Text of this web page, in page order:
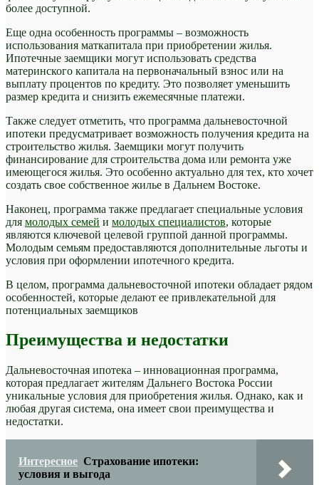
более доступной.
Еще одна особенность программы – возможность
использования маткапитала при приобретении жилья.
Ипотечные заемщики могут использовать средства
материнского капитала на первоначальный взнос или на
выплату процентов по кредиту. Это позволяет уменьшить
размер кредита и снизить ежемесячные платежи.
Также следует отметить, что программа дальневосточной
ипотеки предусматривает возможность получения кредита на
строительство жилья. Заемщики могут получить
финансирование для строительства дома или ремонта уже
имеющегося жилья. Это особенно актуально для тех, кто хочет
создать свое собственное жилье в Дальнем Востоке.
Наконец, программа также предлагает специальные условия
для молодых семей и молодых специалистов, которые
являются ключевой целевой группой данной программы.
Молодым семьям предоставляются дополнительные льготы и
условия при оформлении ипотечного кредита.
В целом, программа дальневосточной ипотеки обладает рядом
особенностей, которые делают ее привлекательной для
потенциальных заемщиков
Преимущества и недостатки
Дальневосточная ипотека – инновационная программа,
которая предлагает жителям Дальнего Востока России
уникальные условия для приобретения жилья. Однако, как и
любая другая система, она имеет свои преимущества и
недостатки.
Интересное Страхование ипотеки:
условия и выгода